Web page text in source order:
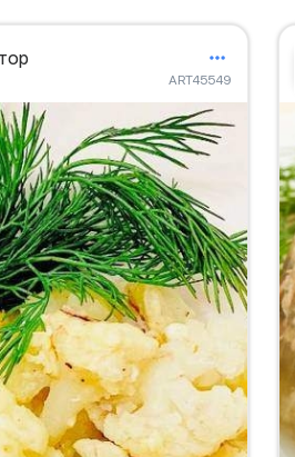
ART45549